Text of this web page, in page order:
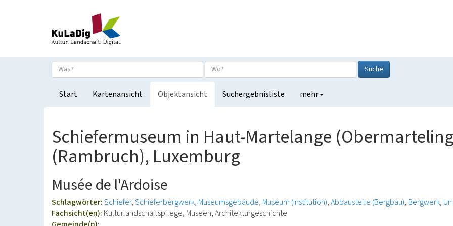
Suche
Start Kartenansicht Objektansicht Suchergebnisliste mehr
Schiefermuseum in Haut-Martelange
(Rambruch), Luxemburg
Musée de l'Ardoise
Schlagwörter:Schiefer Schieferbergwerk Museumsgebäude Museum (Institution) Abbaustelle (Bergbau) Bergwerk
Fachsicht(en): Kulturlandschaftspflege, Museen, Architekturgeschichte